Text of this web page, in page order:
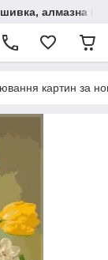
алмазна
картин за